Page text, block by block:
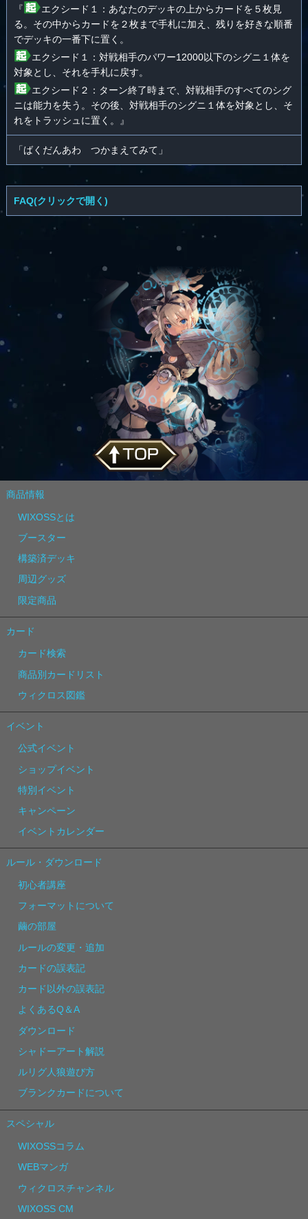
『
エクシード１：あなたのデッキの上からカードを５枚見
る。その中からカードを２枚まで手札に加え、残りを好きな順番
でデッキの一番下に置く。
エクシード１：対戦相手のパワー12000以下のシグニ１体を
対象とし、それを手札に戻す。
エクシード２：ターン終了時まで、対戦相手のすべてのシグ
ニは能力を失う。その後、対戦相手のシグニ１体を対象とし、そ
れをトラッシュに置く。』
「ばくだんあわ つかまえてみて」
FAQ(クリックで開く)
商品情報
WIXOSSとは
ブースター
構築済デッキ
周辺グッズ
限定商品
カード
カード検索
商品別カードリスト
ウィクロス図鑑
イベント
公式イベント
ショップイベント
特別イベント
キャンペーン
イベントカレンダー
ルール・ダウンロード
初心者講座
フォーマットについて
繭の部屋
ルールの変更・追加
カードの誤表記
カード以外の誤表記
よくあるQ＆A
ダウンロード
シャドーアート解説
ルリグ人狼遊び方
ブランクカードについて
スペシャル
WIXOSSコラム
WEBマンガ
ウィクロスチャンネル
WIXOSS CM